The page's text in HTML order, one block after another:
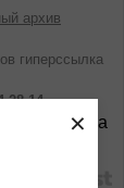
×
архив
гиперссылка
28-14.